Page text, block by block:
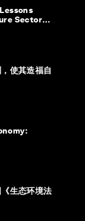
Sector
使其造福自
生态环境法